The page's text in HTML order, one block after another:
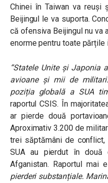
Chinei în Taiwan va reuși
Beijingul le va suporta.
că ofensiva Beijingul nu va
enorme pentru toate părțile
“Statele Unite și Japonia
avioane și mii de
poziția globală a SUA
raportul CSIS. În
ar pierde două
Aproximativ 3.200 de
trei săptămâni de
SUA au pierdut în
Afganistan. Raportul mai
pierderi substanțiale.